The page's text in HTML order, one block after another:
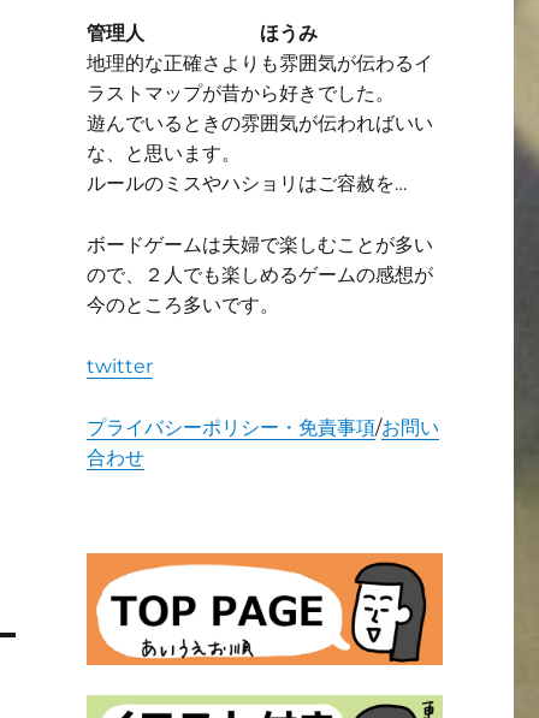
管理人 ほうみ
地理的な正確さよりも雰囲気が伝わるイ
ラストマップが昔から好きでした。
遊んでいるときの雰囲気が伝わればいい
な、と思います。
ルールのミスやハショリはご容赦を…
ボードゲームは夫婦で楽しむことが多い
ので、２人でも楽しめるゲームの感想が
今のところ多いです。
twitter
プライバシーポリシー・免責事項/お問い
合わせ